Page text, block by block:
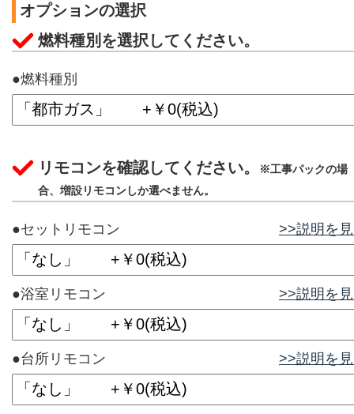
オプションの選択
燃料種別を選択してください。
●燃料種別
リモコンを確認してください。
※工事パックの場
合、増設リモコンしか選べません。
●セットリモコン >>説明を
●浴室リモコン >>説明を
●台所リモコン >>説明を